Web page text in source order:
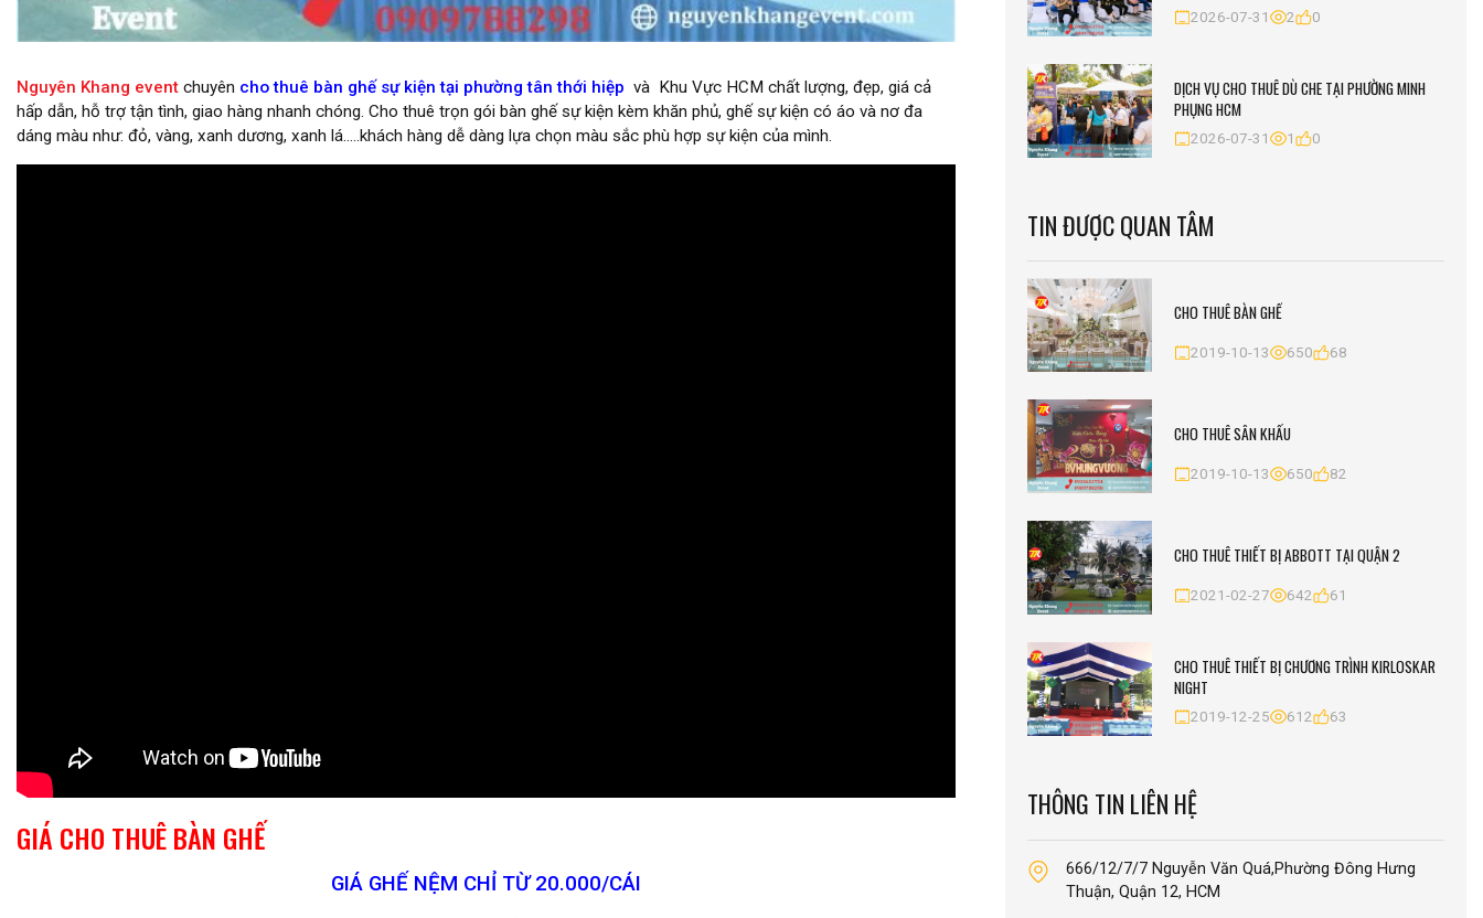
Nguyên Khang event chuyên cho thuê bàn ghế sự kiện tại phường tân thới hiệp và Khu Vực HCM chất lượng, đẹp, giá cả
hấp dẫn, hỗ trợ tận tình, giao hàng nhanh chóng. Cho thuê trọn gói bàn ghế sự kiện kèm khăn phủ, ghế sự kiện có áo và nơ đa
dáng màu như: đỏ, vàng, xanh dương, xanh lá…..khách hàng dễ dàng lựa chọn màu sắc phù hợp sự kiện của mình.
GIÁ CHO THUÊ BÀN GHẾ
GIÁ GHẾ NỆM CHỈ TỪ 20.000/CÁI
2026-07-31 2 0
DỊCH VỤ CHO THUÊ DÙ CHE TẠI PHƯỜNG MINH
PHỤNG HCM
2026-07-31 1 0
TIN ĐƯỢC QUAN TÂM
CHO THUÊ BÀN GHẾ
2019-10-13 650 68
CHO THUÊ SÂN KHẤU
2019-10-13 650 82
CHO THUÊ THIẾT BỊ ABBOTT TẠI QUẬN 2
2021-02-27 642 61
CHO THUÊ THIẾT BỊ CHƯƠNG TRÌNH KIRLOSKAR
NIGHT
2019-12-25 612 63
THÔNG TIN LIÊN HỆ
666/12/7/7 Nguyễn Văn Quá,Phường Đông Hưng
Thuận, Quận 12, HCM